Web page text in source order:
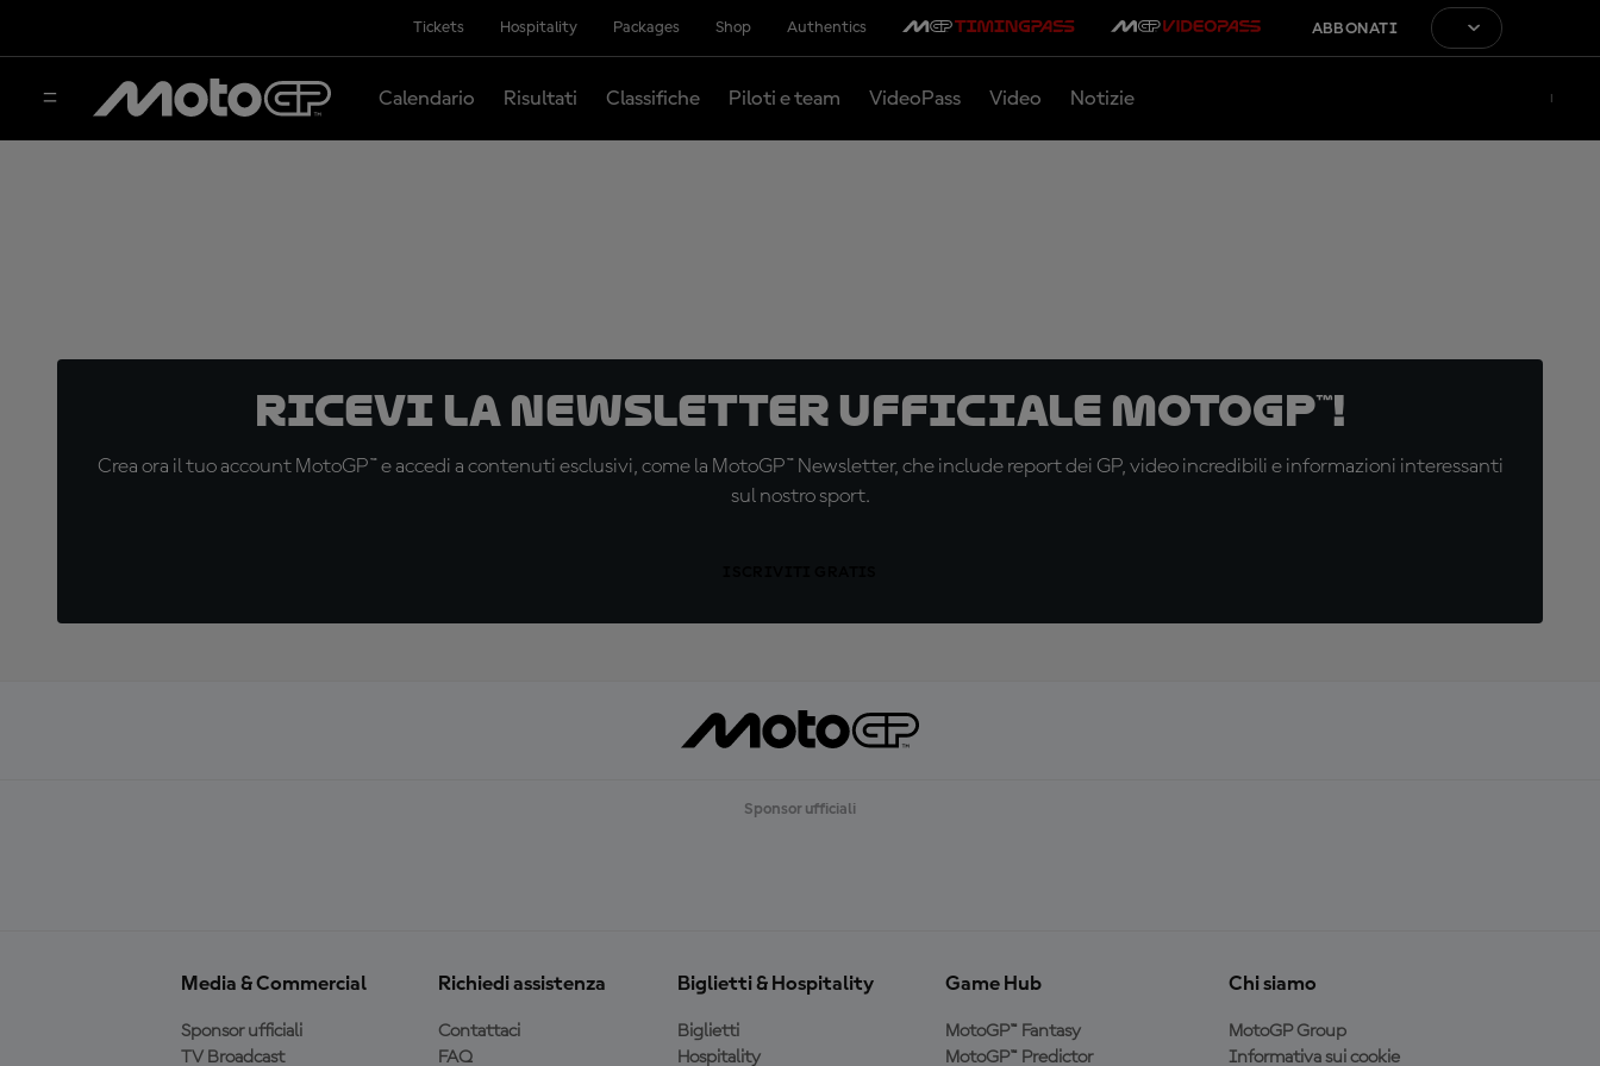
Tickets Hospitality Packages Shop Authentics ABBONATI
Calendario Risultati Classifiche Piloti e team VideoPass Video Notizie
Ricevi la newsletter ufficiale MotoGP™!
Crea ora il tuo account MotoGP™ e accedi a contenuti esclusivi, come la MotoGP™ Newsletter, che include report dei GP, video incredibili e informazioni interessanti
sul nostro sport.
Sponsor ufficiali
Media & Commercial
Sponsor ufficiali
TV Broadcast
Richiedi assistenza
Contattaci
FAQ
Biglietti & Hospitality
Biglietti
Hospitality
Game Hub
MotoGP™ Fantasy
MotoGP™ Predictor
Chi siamo
MotoGP Group
Informativa sui cookie